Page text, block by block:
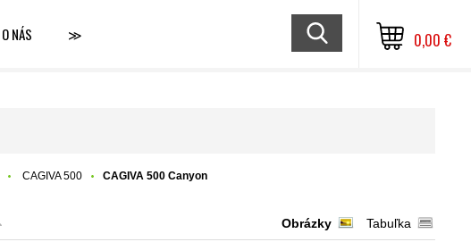
O NÁS ≫ 0,00 €
CAGIVA 500 CAGIVA 500 Canyon
Obrázky Tabuľka